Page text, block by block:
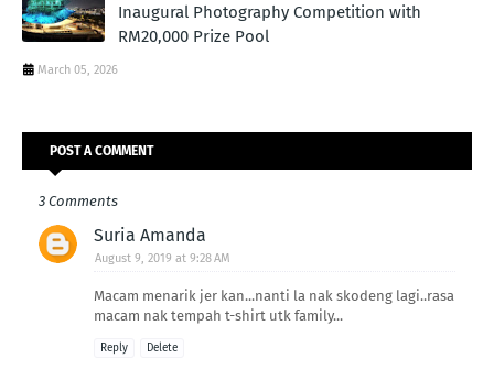
Inaugural Photography Competition with
RM20,000 Prize Pool
March 05, 2026
POST A COMMENT
3 Comments
Suria Amanda
August 9, 2019 at 9:28 AM
Macam menarik jer kan...nanti la nak skodeng lagi..rasa
macam nak tempah t-shirt utk family...
Reply Delete